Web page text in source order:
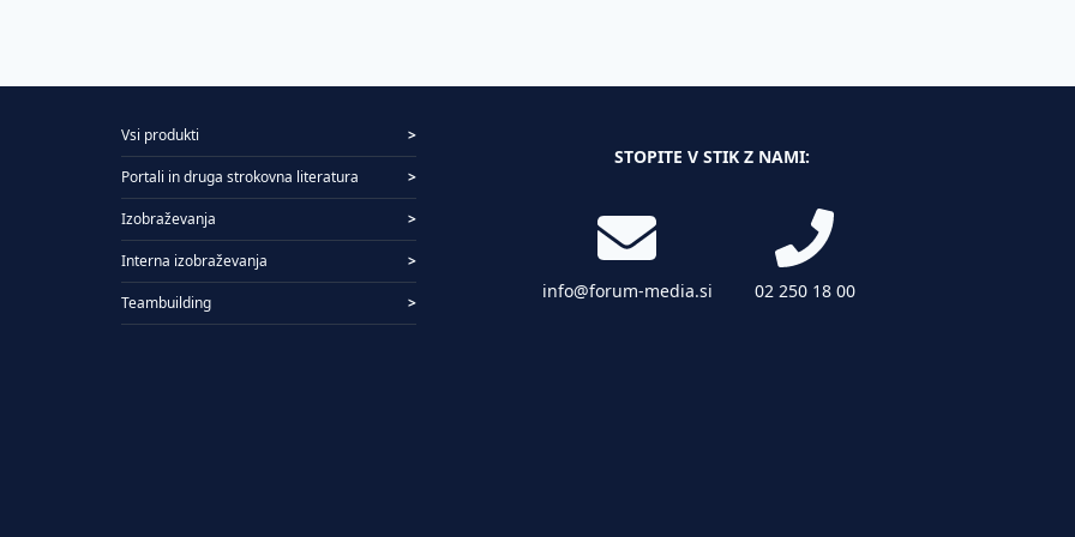
Vsi produkti >
Portali in druga strokovna literatura >
Izobraževanja >
Interna izobraževanja >
Teambuilding >
STOPITE V STIK Z NAMI:
info@forum-media.si 02 250 18 00